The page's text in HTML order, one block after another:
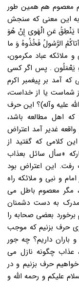
معصوم هم همین طور
به این معنی که سنجش
یَنْطِقُ عَنِ الْهَوی إِنْ هُوَ
الرَّسُولُ فَخُذُوهُ وَ ما
ملائکه عباد مکرمون،
یَعْمَلُون . پس اگر کسی
که آمد بر پیغمبر اکرم
از شماست یا از خداست،
علیه وآله)؟ این حرف
اهل مطالعه باشد،
غدیر آمد اعتراض
کلامی که گفتید از
«سأل سائل بعذاب
این اعتراض بود
و نبی و ملائکه راه
مگر معصوم باطل می
مدرک به دست دشمنان
برخورد بعضی صحابه را
حرف بزنیم که موجب
داریم؟ چه جور
عذاب چگونه نازل می
حرف بزنیم و در
علیکم و رحمه الله و